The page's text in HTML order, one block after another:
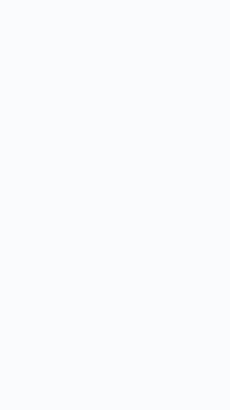
场追捧。
》 《步步生莲》